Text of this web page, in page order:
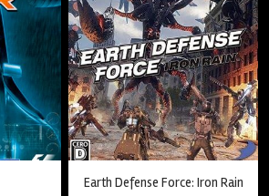
Earth Defense Force: Iron Rain